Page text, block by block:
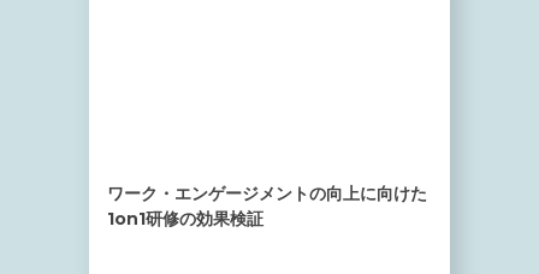
ワーク・エンゲージメントの向上に向けた
1on1研修の効果検証